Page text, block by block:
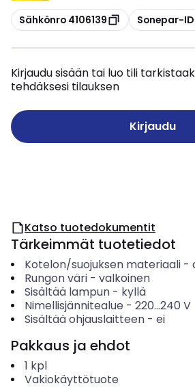
Kopioi
Sähkönro 4106139 Kopioi
Sonepar-
Kirjaudu sisään tai luo tili
tehdäksesi tilauksen
Kirjaudu
Katso tuotedokumentit
Tärkeimmät tuotetiedot
Kotelon/suojuksen materiaali-
Rungon väri- valkoinen
Sisältää lampun- kyllä
Nimellisjännitealue - 220...240 V
Sisältää ohjauslaitteen- ei
Pakkaus ja ehdot
1 kpl
Vakiokäyttötuote